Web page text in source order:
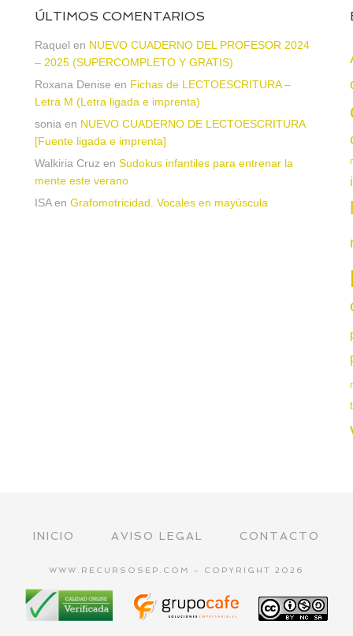
ÚLTIMOS COMENTARIOS
Raquel en NUEVO CUADERNO DEL PROFESOR 2024
– 2025 (SUPERCOMPLETO Y GRATIS)
Roxana Denise en Fichas de LECTOESCRITURA –
Letra M (Letra ligada e imprenta)
sonia en NUEVO CUADERNO DE LECTOESCRITURA
[Fuente ligada e imprenta]
Walkiria Cruz en Sudokus infantiles para entrenar la
mente este verano
ISAen Grafomotricidad. Vocales en mayúscula
INICIO AVISO LEGAL CONTACTO
WWW.RECURSOSEP.COM - COPYRIGHT 2026